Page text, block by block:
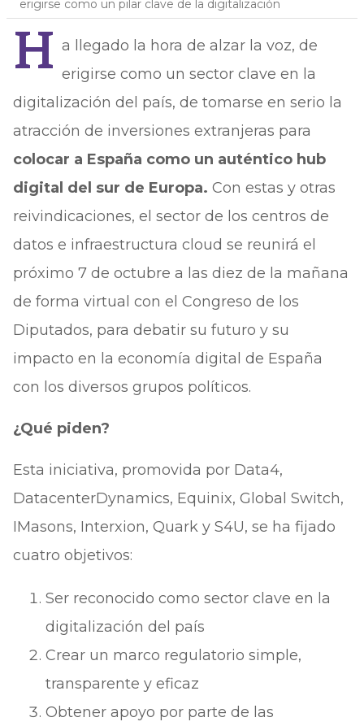
erigirse como un pilar clave de la digitalización
H a llegado la hora de alzar la voz, de
erigirse como un sector clave en la
digitalización del país, de tomarse en serio la
atracción de inversiones extranjeras para
colocar a España como un auténtico hub
digital del sur de Europa. Con estas y otras
reivindicaciones, el sector de los centros de
datos e infraestructura cloud se reunirá el
próximo 7 de octubre a las diez de la mañana
de forma virtual con el Congreso de los
Diputados, para debatir su futuro y su
impacto en la economía digital de España
con los diversos grupos políticos.
¿Qué piden?
Esta iniciativa, promovida por Data4,
DatacenterDynamics, Equinix, Global Switch,
IMasons, Interxion, Quark y S4U, se ha fijado
cuatro objetivos:
Ser reconocido como sector clave en la
digitalización del país
Crear un marco regulatorio simple,
transparente y eficaz
Obtener apoyo por parte de las